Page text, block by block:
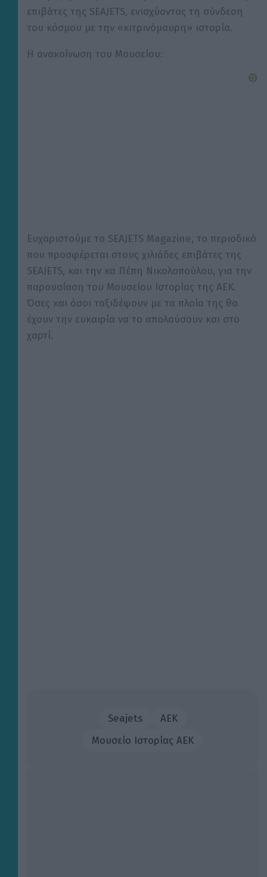
επιβάτες της SEAJETS, ενισχύοντας τη σύνδεση
του κόσμου με την «κιτρινόμαυρη» ιστορία.
Η ανακοίνωση του Μουσείου:
Ευχαριστούμε το SEAJETS Magazine, το περιοδικό
που προσφέρεται στους χιλιάδες επιβάτες της
SEAJETS, και την κα Πέπη Νικολοπούλου, για την
παρουσίαση του Μουσείου Ιστορίας της ΑΕΚ.
Όσες και όσοι ταξιδέψουν με τα πλοία της θα
έχουν την ευκαιρία να το απολαύσουν και στο
χαρτί.
Seajets
ΑΕΚ
Μουσείο Ιστορίας ΑΕΚ